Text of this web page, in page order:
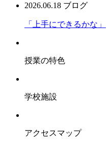
2026.06.18 ブログ
「上手にできるかな」
授業の特色
学校施設
アクセスマップ